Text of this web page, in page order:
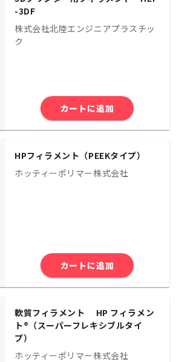
-3DF
株式会社北陸エンジニアプラスチッ
ク
カートに追加
HPフィラメント（PEEKタイプ）
ホッティーポリマー株式会社
カートに追加
軟質フィラメント HP フィラメン
ト®（スーパーフレキシブルタイ
プ）
ホッティーポリマー株式会社